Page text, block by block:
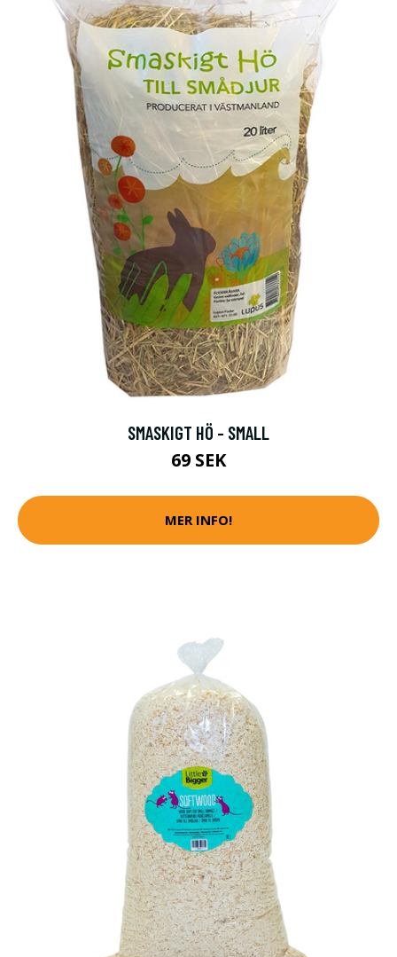
SMASKIGT HÖ - SMALL
69 SEK
MER INFO!